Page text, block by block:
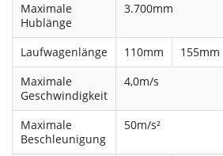
Maximale
Hublänge
3.700mm
Laufwagenlänge 110mm 155mm
Maximale
Geschwindigkeit
4,0m/s
Maximale
Beschleunigung
50m/s²